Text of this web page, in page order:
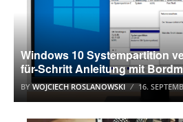
Windows 10 Systempartition
für-Schritt Anleitung mit
BYWOJCIECH ROSLANOWSKI 16.